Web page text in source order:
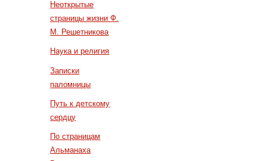
Неоткрытые
страницы жизни Ф.
М. Решетникова
Наука и религия
Записки
паломницы
Путь к детскому
сердцу
По страницам
Альманаха